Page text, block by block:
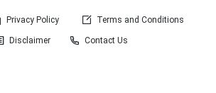
Privacy Policy Terms and Conditions
Disclaimer Contact Us